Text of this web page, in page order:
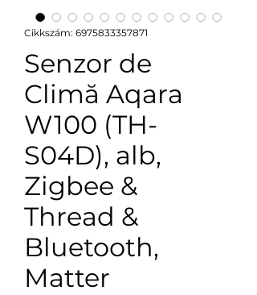
Cikkszám: 6975833357871
Senzor de
Climă Aqara
W100 (TH-
S04D), alb,
Zigbee &
Thread &
Bluetooth,
Matter